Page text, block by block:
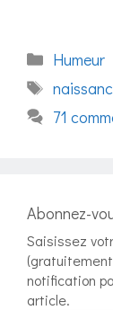
Humeur
71
Abonnez-
Saisissez
notification
article.